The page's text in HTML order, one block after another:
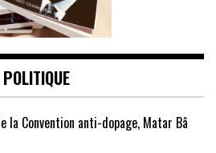
POLITIQUE
la Convention anti-dopage, Matar Bâ